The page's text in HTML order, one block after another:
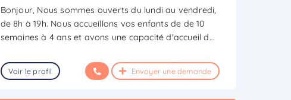
Bonjour, Nous sommes ouverts du lundi au vendredi,
de 8h à 19h. Nous accueillons vos enfants de de 10
semaines à 4 ans et avons une capacité d'accueil d...
Voir le profil Envoyer une demande